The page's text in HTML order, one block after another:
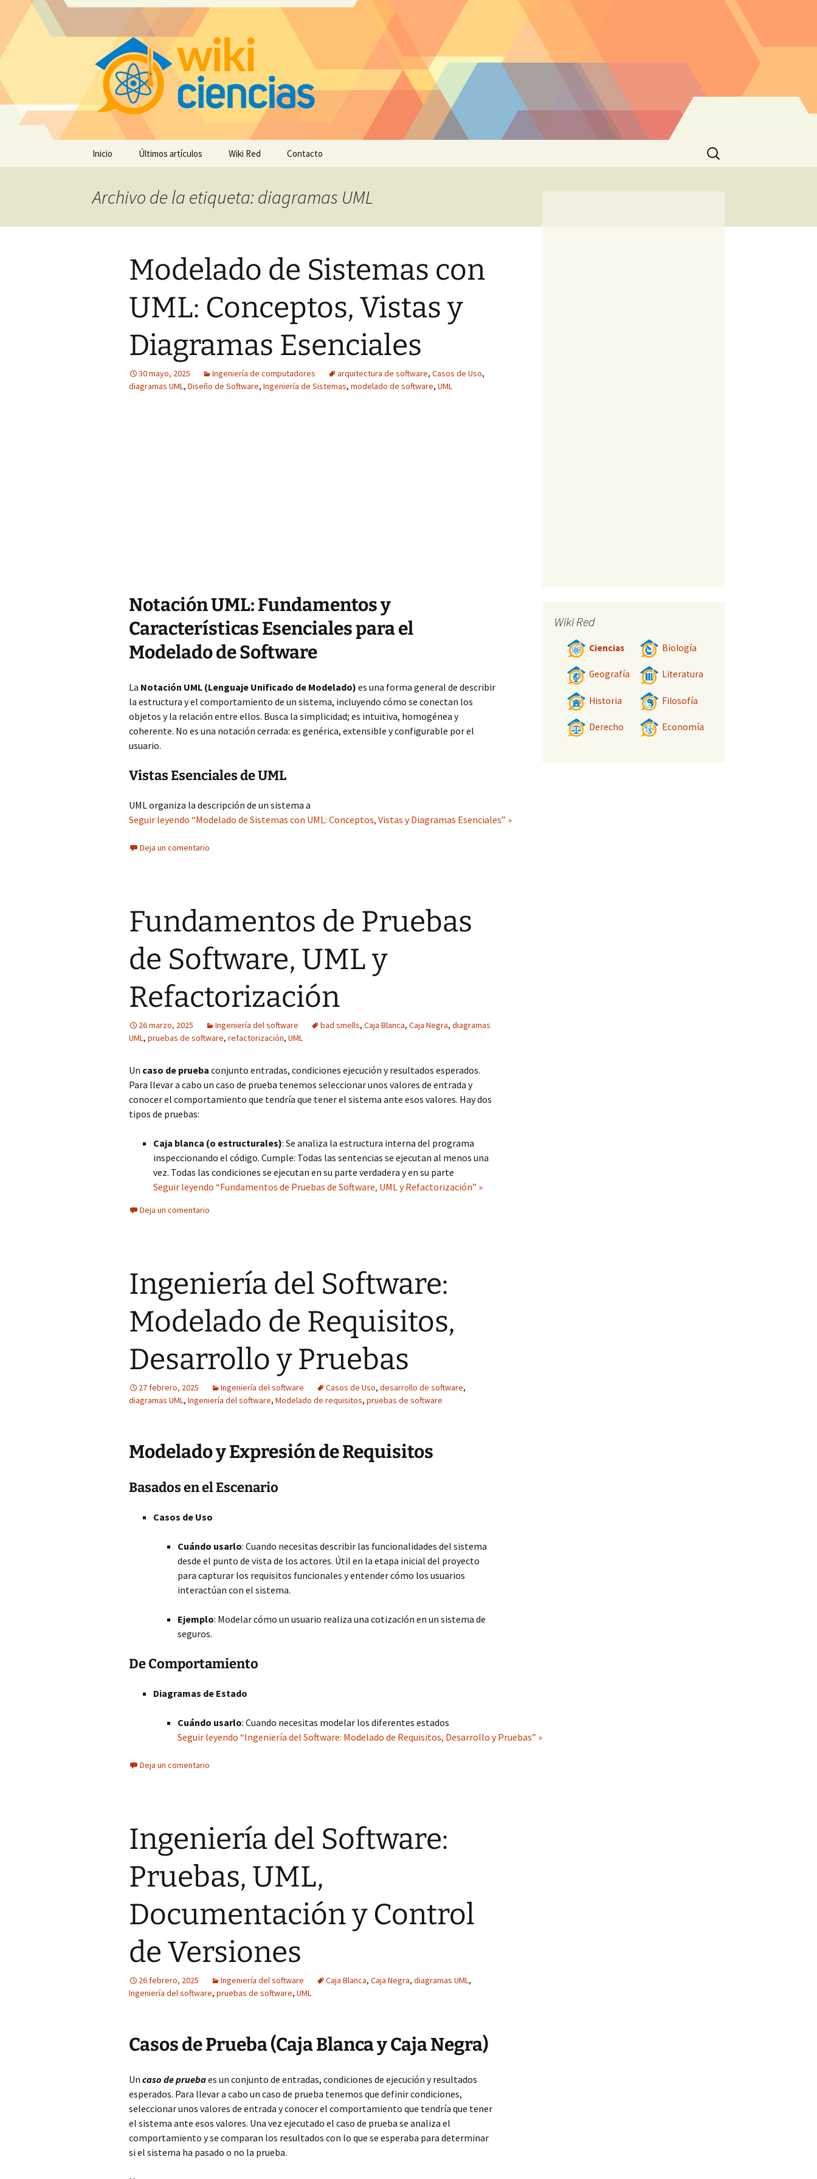
Inicio Últimos artículos Wiki Red Contacto
Buscar:
Archivo de la etiqueta: diagramas UML
Modelado de Sistemas con
UML: Conceptos, Vistas y
Diagramas Esenciales
30 mayo, 2025 Ingeniería de computadores arquitectura de software, Casos de Uso,
diagramas UML, Diseño de Software, Ingeniería de Sistemas, modelado de software, UML
Notación UML: Fundamentos y
Características Esenciales para el
Modelado de Software
La Notación UML (Lenguaje Unificado de Modelado) es una forma general de describir
la estructura y el comportamiento de un sistema, incluyendo cómo se conectan los
objetos y la relación entre ellos. Busca la simplicidad; es intuitiva, homogénea y
coherente. No es una notación cerrada: es genérica, extensible y configurable por el
usuario.
Vistas Esenciales de UML
UML organiza la descripción de un sistema a
Seguir leyendo “Modelado de Sistemas con UML: Conceptos, Vistas y Diagramas Esenciales” »
Deja un comentario
Fundamentos de Pruebas
de Software, UML y
Refactorización
26 marzo, 2025 Ingeniería del software bad smells, Caja Blanca, Caja Negra, diagramas
UML, pruebas de software, refactorización, UML
Un caso de prueba conjunto entradas, condiciones ejecución y resultados esperados.
Para llevar a cabo un caso de prueba tenemos seleccionar unos valores de entrada y
conocer el comportamiento que tendría que tener el sistema ante esos valores. Hay dos
tipos de pruebas:
Caja blanca (o estructurales): Se analiza la estructura interna del programa
inspeccionando el código. Cumple: Todas las sentencias se ejecutan al menos una
vez. Todas las condiciones se ejecutan en su parte verdadera y en su parte
Seguir leyendo “Fundamentos de Pruebas de Software, UML y Refactorización” »
Deja un comentario
Ingeniería del Software:
Modelado de Requisitos,
Desarrollo y Pruebas
27 febrero, 2025 Ingeniería del software Casos de Uso, desarrollo de software,
diagramas UML, Ingeniería del software, Modelado de requisitos, pruebas de software
Modelado y Expresión de Requisitos
Basados en el Escenario
Casos de Uso
Cuándo usarlo: Cuando necesitas describir las funcionalidades del sistema
desde el punto de vista de los actores. Útil en la etapa inicial del proyecto
para capturar los requisitos funcionales y entender cómo los usuarios
interactúan con el sistema.
Ejemplo: Modelar cómo un usuario realiza una cotización en un sistema de
seguros.
De Comportamiento
Diagramas de Estado
Cuándo usarlo: Cuando necesitas modelar los diferentes estados
Seguir leyendo “Ingeniería del Software: Modelado de Requisitos, Desarrollo y Pruebas” »
Deja un comentario
Ingeniería del Software:
Pruebas, UML,
Documentación y Control
de Versiones
26 febrero, 2025 Ingeniería del software Caja Blanca, Caja Negra, diagramas UML,
Ingeniería del software, pruebas de software, UML
Casos de Prueba (Caja Blanca y Caja Negra)
Un caso de pruebaes un conjunto de entradas, condiciones de ejecución y resultados
esperados. Para llevar a cabo un caso de prueba tenemos que definir condiciones,
seleccionar unos valores de entrada y conocer el comportamiento que tendría que tener
el sistema ante esos valores. Una vez ejecutado el caso de prueba se analiza el
comportamiento y se comparan los resultados con lo que se esperaba para determinar
si el sistema ha pasado o no la prueba.
Wiki Red
Ciencias Biología
Geografía Literatura
Historia Filosofía
Derecho Economía